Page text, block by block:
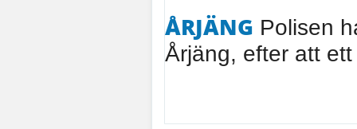
ÅRJÄNG Polisen
Årjäng, efter att